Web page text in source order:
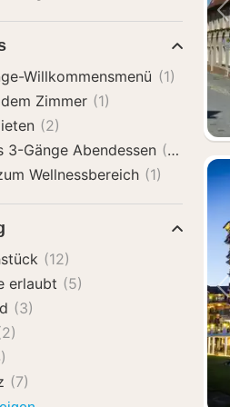
Willkommensmenü (1)
Sekt auf dem Zimmer (1)
mieten (2)
Tägliches 3-Gänge Abendessen (2)
Zugang zum Wellnessbereich (1)
(12)
erlaubt (5)
(3)
(7)